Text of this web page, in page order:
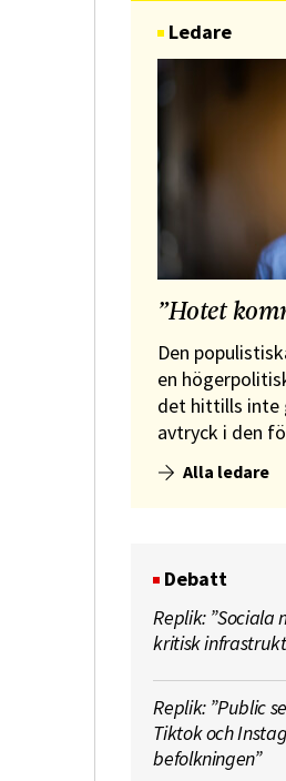
Ledare
”Hotet
Den
en
det hittills inte
avtryck i den
Alla ledare
Debatt
Replik: ”Sociala
kritisk
Replik: ”Public
Tiktok och
befolkningen”